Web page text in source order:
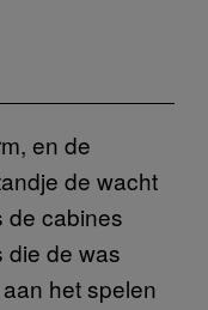
en de
de wacht
de cabines
die de was
het spelen